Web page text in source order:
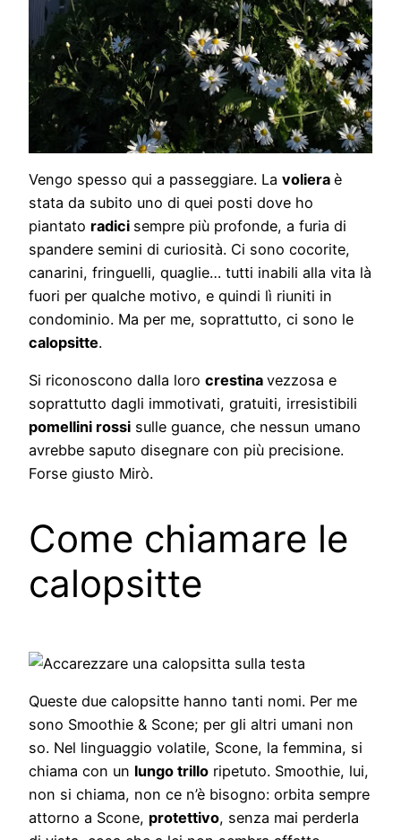
Vengo spesso qui a passeggiare. La voliera è
stata da subito uno di quei posti dove ho
piantato radici sempre più profonde, a furia di
spandere semini di curiosità. Ci sono cocorite,
canarini, fringuelli, quaglie… tutti inabili alla vita là
fuori per qualche motivo, e quindi lì riuniti in
condominio. Ma per me, soprattutto, ci sono le
calopsitte.
Si riconoscono dalla loro crestina vezzosa e
soprattutto dagli immotivati, gratuiti, irresistibili
pomellini rossi sulle guance, che nessun umano
avrebbe saputo disegnare con più precisione.
Forse giusto Mirò.
Come chiamare le
calopsitte
Queste due calopsitte hanno tanti nomi. Per me
sono Smoothie & Scone; per gli altri umani non
so. Nel linguaggio volatile, Scone, la femmina, si
chiama con un lungo trillo ripetuto. Smoothie, lui,
non si chiama, non ce n’è bisogno: orbita sempre
attorno a Scone, protettivo, senza mai perderla